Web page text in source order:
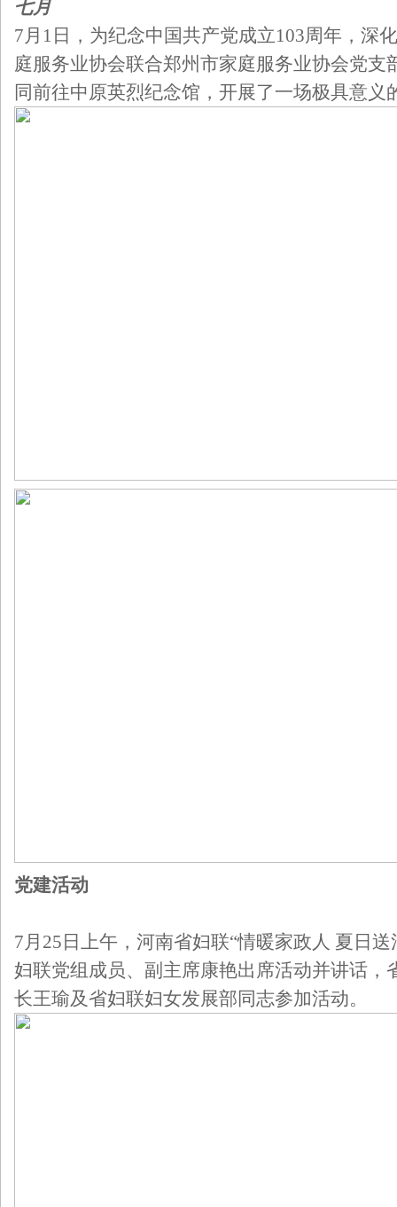
七月
7月1日，为纪念中国共产党成立103周年，深
庭服务业协会联合郑州市家庭服务业协会党支
同前往中原英烈纪念馆，开展了一场极具意义
党建活动
7月25日上午，河南省妇联“情暖家政人 夏日
妇联党组成员、副主席康艳出席活动并讲话，
长王瑜及省妇联妇女发展部同志参加活动。